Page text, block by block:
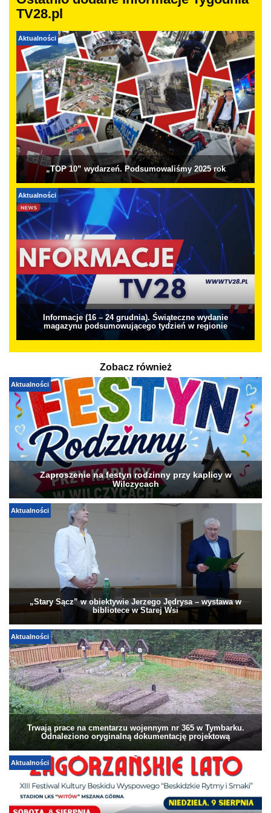
TV28.pl
Aktualności
„TOP 10” wydarzeń. Podsumowaliśmy 2025 rok
Aktualności
Informacje (16 – 24 grudnia). Świąteczne wydanie
magazynu podsumowującego tydzień w regionie
Zobacz również
Aktualności
Zaproszenie na festyn rodzinny przy kaplicy w
Wilczycach
Aktualności
„Stary Sącz” w obiektywie Jerzego Jędrysa – wystawa w
bibliotece w Starej Wsi
Aktualności
Trwają prace na cmentarzu wojennym nr 365 w Tymbarku.
Odnaleziono oryginalną dokumentację projektową
Aktualności